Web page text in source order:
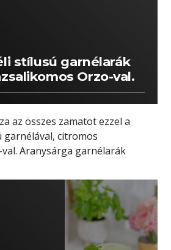
stílusú garnélarák
Orzo-val.
az összes zamatot ezzel a
citromos
Aranysárga garnélarák